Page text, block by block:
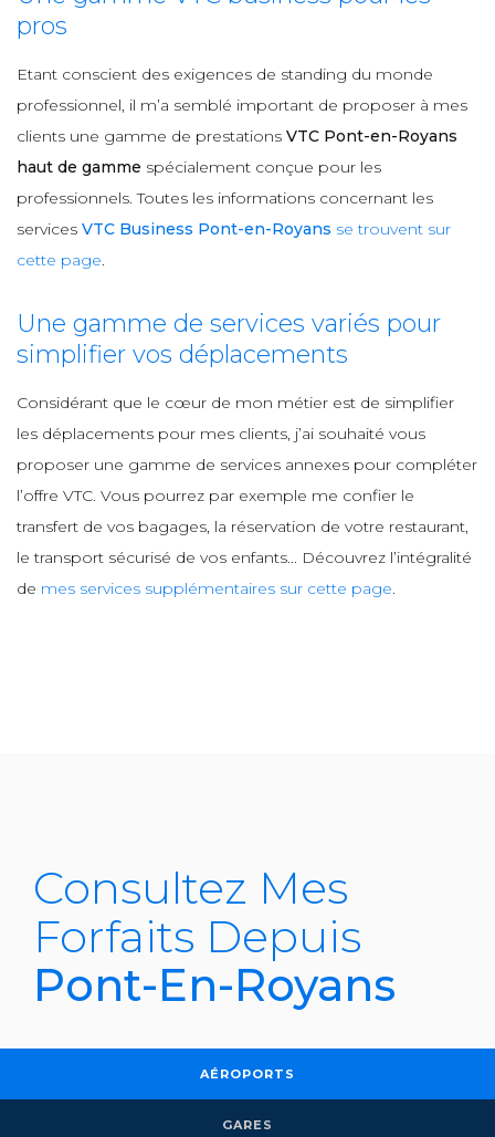
pros
Etant conscient des exigences de standing du monde
professionnel, il m’a semblé important de proposer à mes
clients une gamme de prestations VTC Pont-en-Royans
haut de gamme spécialement conçue pour les
professionnels. Toutes les informations concernant les
services VTC Business Pont-en-Royans se trouvent sur
cette page.
Une gamme de services variés pour
simplifier vos déplacements
Considérant que le cœur de mon métier est de simplifier
les déplacements pour mes clients, j’ai souhaité vous
proposer une gamme de services annexes pour compléter
l’offre VTC. Vous pourrez par exemple me confier le
transfert de vos bagages, la réservation de votre restaurant,
le transport sécurisé de vos enfants... Découvrez l’intégralité
de mes services supplémentaires sur cette page.
Consultez Mes
Forfaits Depuis
Pont-En-Royans
AÉROPORTS
GARES